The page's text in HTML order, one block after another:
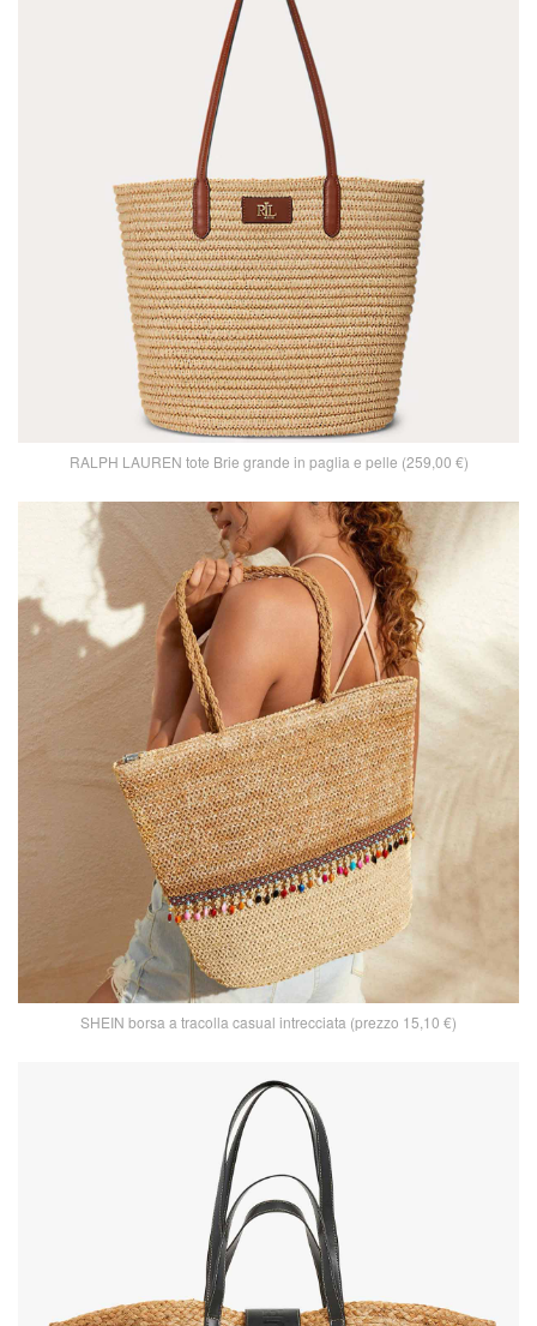
RALPH LAUREN tote Brie grande in paglia e pelle (259,00 €)
SHEIN borsa a tracolla casual intrecciata (prezzo 15,10 €)